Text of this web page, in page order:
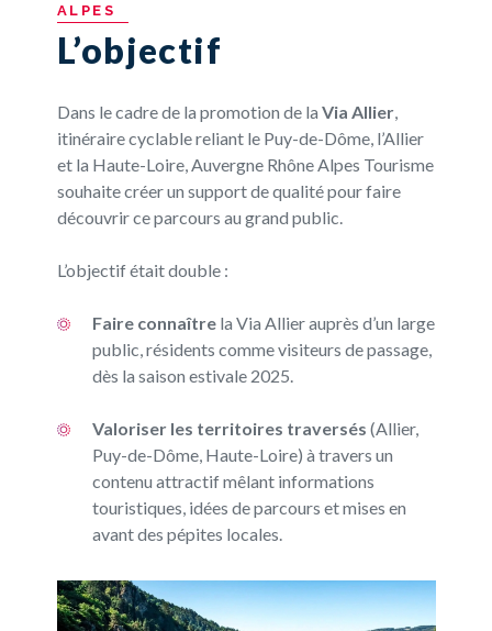
ALPES
L’objectif
Dans le cadre de la promotion de la Via Allier,
itinéraire cyclable reliant le Puy-de-Dôme, l’Allier
et la Haute-Loire, Auvergne Rhône Alpes Tourisme
souhaite créer un support de qualité pour faire
découvrir ce parcours au grand public.
L’objectif était double :
Faire connaîtrela Via Allier auprès d’un large
public, résidents comme visiteurs de passage,
dès la saison estivale 2025.
Valoriser les territoires traversés (Allier,
Puy-de-Dôme, Haute-Loire) à travers un
contenu attractif mêlant informations
touristiques, idées de parcours et mises en
avant des pépites locales.